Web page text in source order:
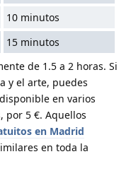
10 minutos
15 minutos
de 1.5 a 2 horas. Si
y el arte, puedes
en varios
por 5 €. Aquellos
en Madrid
en toda la